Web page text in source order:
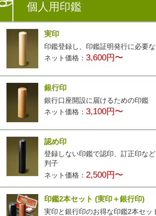
個人用印鑑
実印
印鑑登録し、印鑑証明発行に必要
ネット価格：3,600円〜
銀行印
銀行口座開設に届けるための印鑑
ネット価格：3,100円〜
認め印
登録しない印鑑で認印、訂正印な
判子
ネット価格： 2,500円〜
印鑑2本セット(実印＋銀行印)
実印と銀行印のお得な印鑑2本セッ